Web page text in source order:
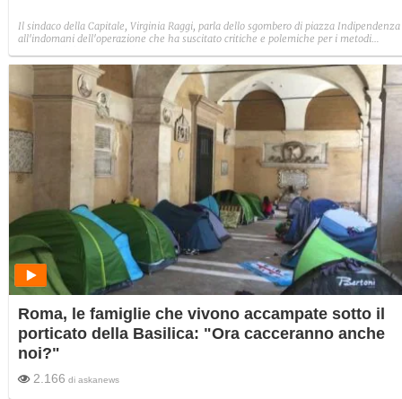
Il sindaco della Capitale, Virginia Raggi, parla dello sgombero di piazza Indipendenza
all'indomani dell'operazione che ha suscitato critiche e polemiche per i metodi
a un vergognoso scaricabarile", dice in un lungo post su Facebook in cui poi critica
prefettura, Regione e governo.
Roma, le famiglie che vivono accampate sotto il
porticato della Basilica: "Ora cacceranno anche
noi?"
2.166 di askanews